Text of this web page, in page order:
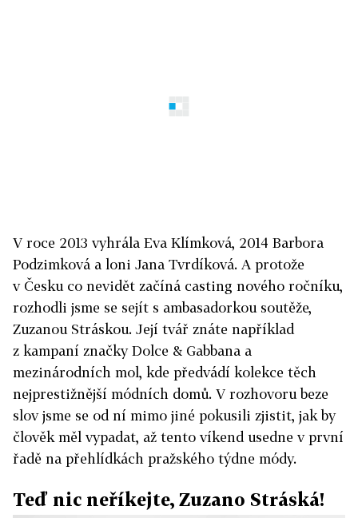
V roce 2013 vyhrála Eva Klímková, 2014 Barbora
Podzimková a loni Jana Tvrdíková. A protože
v Česku co nevidět začíná casting nového ročníku,
rozhodli jsme se sejít s ambasadorkou soutěže,
Zuzanou Stráskou. Její tvář znáte například
z kampaní značky Dolce & Gabbana a
mezinárodních mol, kde předvádí kolekce těch
nejprestižnější módních domů. V rozhovoru beze
slov jsme se od ní mimo jiné pokusili zjistit, jak by
člověk měl vypadat, až tento víkend usedne v první
řadě na přehlídkách pražského týdne módy.
Teď nic neříkejte, Zuzano Stráská!